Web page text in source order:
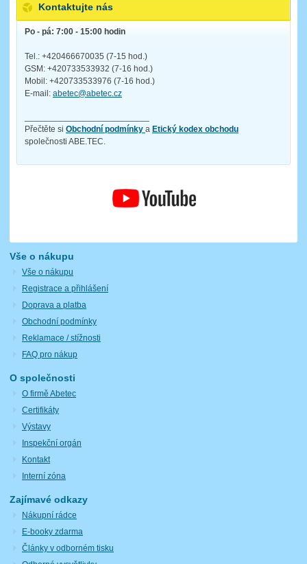
Kontaktujte nás
Po - pá: 7:00 - 15:00 hodin
Tel.: +420466670035 (7-15 hod.)
GSM: +420733533932 (7-16 hod.)
Mobil: +420733533976 (7-16 hod.)
E-mail: abetec@abetec.cz
Přečtěte si Obchodní podmínky a Etický kodex obchodu
společnosti ABE.TEC.
Vše o nákupu
Vše o nákupu
Registrace a přihlášení
Doprava a platba
Obchodní podmínky
Reklamace / stížnosti
FAQ pro nákup
O společnosti
O firmě Abetec
Certifikáty
Výstavy
Inspekční orgán
Kontakt
Interní zóna
Zajímavé odkazy
Nákupní rádce
E-booky zdarma
Články v odborném tisku